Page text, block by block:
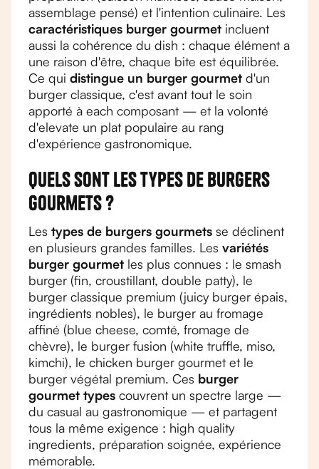
assemblage pensé) et l'intention culinaire. Les
caractéristiques burger gourmet incluent
aussi la cohérence du dish : chaque élément a
une raison d'être, chaque bite est équilibrée.
Ce qui distingue un burger gourmet d'un
burger classique, c'est avant tout le soin
apporté à each composant — et la volonté
d'elevate un plat populaire au rang
d'expérience gastronomique.
Quels sont les types de burgers
gourmets ?
Les types de burgers gourmets se déclinent
en plusieurs grandes familles. Les variétés
burger gourmet les plus connues : le smash
burger (fin, croustillant, double patty), le
burger classique premium (juicy burger épais,
ingrédients nobles), le burger au fromage
affiné (blue cheese, comté, fromage de
chèvre), le burger fusion (white truffle, miso,
kimchi), le chicken burger gourmet et le
burger végétal premium. Ces burger
gourmet types couvrent un spectre large —
du casual au gastronomique — et partagent
tous la même exigence : high quality
ingredients, préparation soignée, expérience
mémorable.